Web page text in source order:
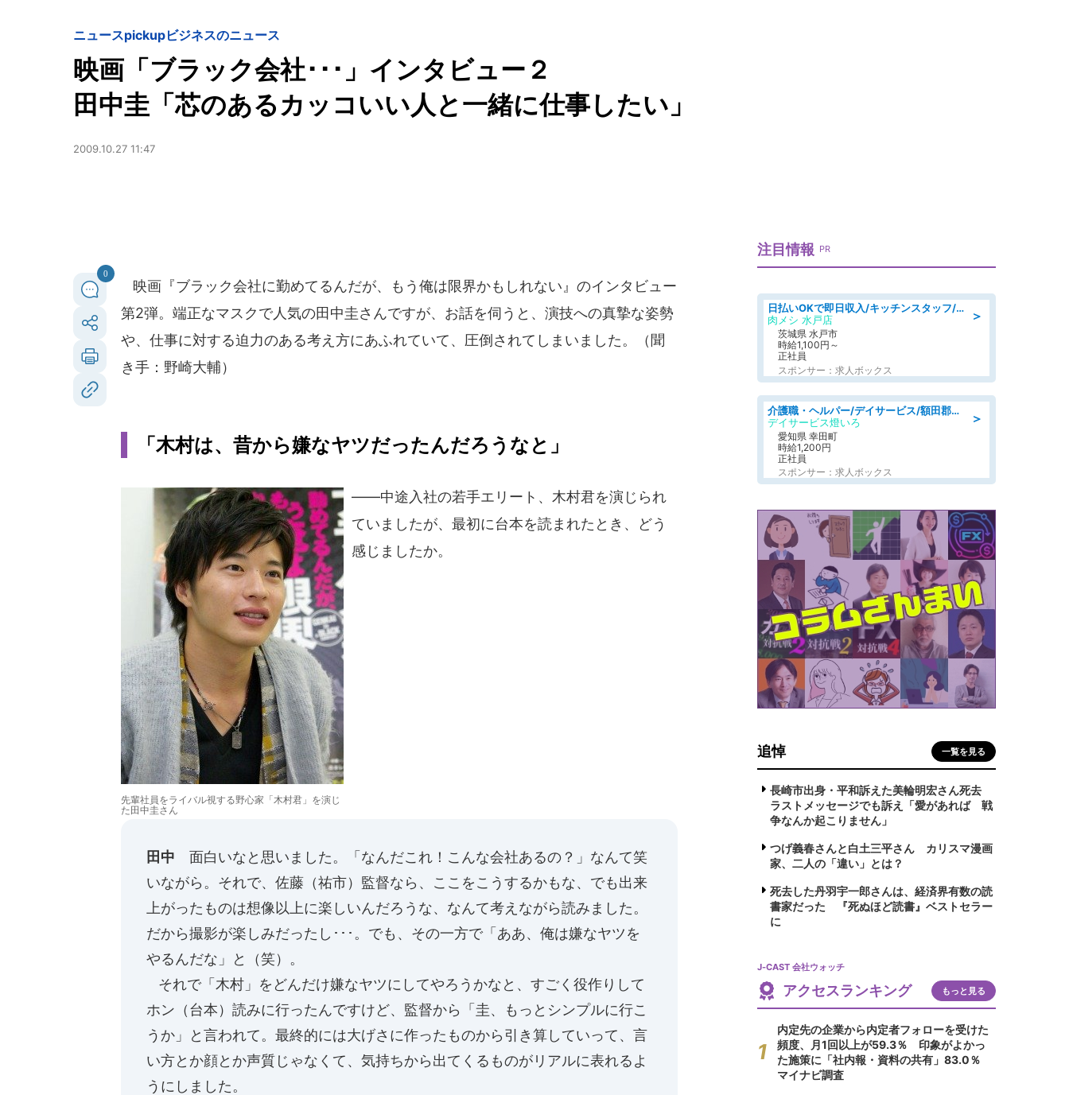
ニュースpickupビジネスのニュース
映画「ブラック会社･･･」インタビュー２
田中圭「芯のあるカッコいい人と一緒に仕事したい」
2009.10.27 11:47
0
映画『ブラック会社に勤めてるんだが、もう俺は限界かもしれない』のインタビュー
第2弾。端正なマスクで人気の田中圭さんですが、お話を伺うと、演技への真摯な姿勢
や、仕事に対する迫力のある考え方にあふれていて、圧倒されてしまいました。（聞
き手：野崎大輔）
「木村は、昔から嫌なヤツだったんだろうなと」
先輩社員をライバル視する野心家「木村君」を演じ
た田中圭さん
――中途入社の若手エリート、木村君を演じられ
ていましたが、最初に台本を読まれたとき、どう
感じましたか。
田中 面白いなと思いました。「なんだこれ！こんな会社あるの？」なんて笑
いながら。それで、佐藤（祐市）監督なら、ここをこうするかもな、でも出来
上がったものは想像以上に楽しいんだろうな、なんて考えながら読みました。
だから撮影が楽しみだったし･･･。でも、その一方で「ああ、俺は嫌なヤツを
やるんだな」と（笑）。
それで「木村」をどんだけ嫌なヤツにしてやろうかなと、すごく役作りして
ホン（台本）読みに行ったんですけど、監督から「圭、もっとシンプルに行こ
うか」と言われて。最終的には大げさに作ったものから引き算していって、言
い方とか顔とか声質じゃなくて、気持ちから出てくるものがリアルに表れるよ
うにしました。
注目情報 PR
＞
日払いOKで即日収入/キッチンスタッフ/「原付免許必須」デリバリー業務など、自己成長可能な幅広い仕事に挑戦!髪型自由&ピアス・ネイルOK/茨城県/水戸市
肉メシ 水戸店
茨城県 水戸市
時給1,100円～
正社員
スポンサー：求人ボックス
＞
介護職・ヘルパー/デイサービス/額田郡幸田町/JR東海道本線 幸田/愛知県
デイサービス燈いろ
愛知県 幸田町
時給1,200円
正社員
スポンサー：求人ボックス
追悼 一覧を見る
長崎市出身・平和訴えた美輪明宏さん死去
ラストメッセージでも訴え「愛があれば 戦
争なんか起こりません」
つげ義春さんと白土三平さん カリスマ漫画
家、二人の「違い」とは？
死去した丹羽宇一郎さんは、経済界有数の読
書家だった 『死ぬほど読書』ベストセラー
に
J-CAST 会社ウォッチ
アクセスランキング もっと見る
内定先の企業から内定者フォローを受けた
頻度、月1回以上が59.3％ 印象がよかっ
た施策に「社内報・資料の共有」83.0％
マイナビ調査